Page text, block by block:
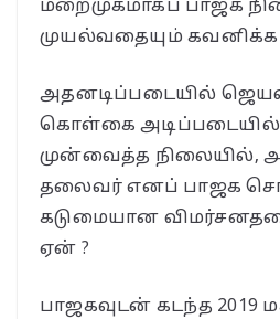
மறைமுகமாகப் பாஜக
முயல்வதையும்
அதனடிப்படையில்
கொள்கை
முன்வைத்த நிலையில்,
தலைவர் எனப் பாஜக
கடுமையான
ஏன் ?
பாஜகவுடன் கடந்த